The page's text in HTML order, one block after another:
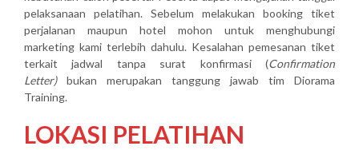
pelaksanaan pelatihan. Sebelum melakukan booking tiket
perjalanan maupun hotel mohon untuk menghubungi
marketing kami terlebih dahulu. Kesalahan pemesanan tiket
terkait jadwal tanpa surat konfirmasi (Confirmation
Letter)bukan merupakan tanggung jawab tim Diorama
Training.
LOKASI PELATIHAN